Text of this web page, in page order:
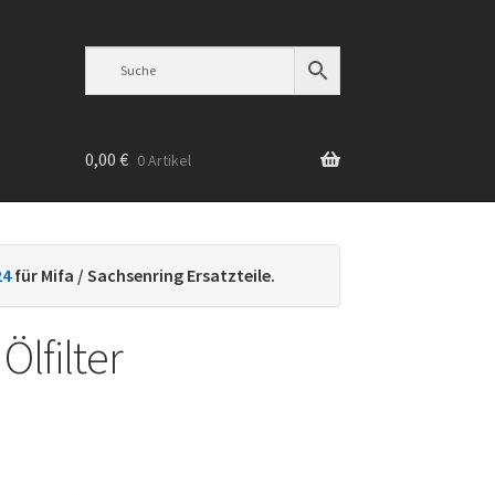
0,00 € 0 Artikel
für Mifa / Sachsenring Ersatzteile.